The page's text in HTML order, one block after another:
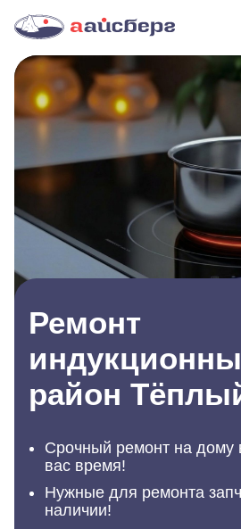
Ремонт
район
Срочный ремонт на дому
вас время!
Нужные для ремонта
наличии!